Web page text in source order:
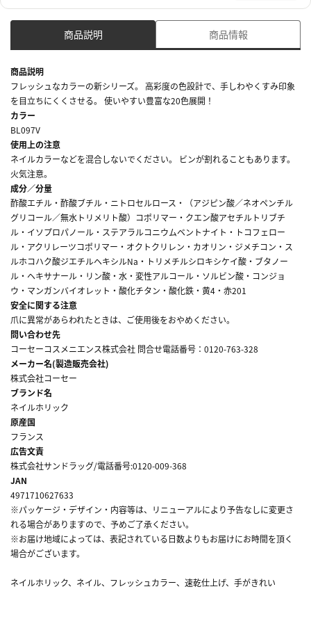
商品説明 商品情報
商品説明
フレッシュなカラーの新シリーズ。 高彩度の色設計で、手しわやくすみ印象
を目立ちにくくさせる。 使いやすい豊富な20色展開！
カラー
BL097V
使用上の注意
ネイルカラーなどを混合しないでください。 ビンが割れることもあります。
火気注意。
成分／分量
酢酸エチル・酢酸ブチル・ニトロセルロース・（アジピン酸／ネオペンチル
グリコール／無水トリメリト酸）コポリマー・クエン酸アセチルトリブチ
ル・イソプロパノール・ステアラルコニウムベントナイト・トコフェロー
ル・アクリレーツコポリマー・オクトクリレン・カオリン・ジメチコン・ス
ルホコハク酸ジエチルヘキシルNa・トリメチルシロキシケイ酸・ブタノー
ル・ヘキサナール・リン酸・水・変性アルコール・ソルビン酸・コンジョ
ウ・マンガンバイオレット・酸化チタン・酸化鉄・黄4・赤201
安全に関する注意
爪に異常があらわれたときは、ご使用後をおやめください。
問い合わせ先
コーセーコスメニエンス株式会社 問合せ電話番号：0120-763-328
メーカー名(製造販売会社)
株式会社コーセー
ブランド名
ネイルホリック
原産国
フランス
広告文責
株式会社サンドラッグ/電話番号:0120-009-368
JAN
4971710627633
※パッケージ・デザイン・内容等は、リニューアルにより予告なしに変更さ
れる場合がありますので、予めご了承ください。
※お届け地域によっては、表記されている日数よりもお届けにお時間を頂く
場合がございます。
ネイルホリック、ネイル、フレッシュカラー、速乾仕上げ、手がきれい